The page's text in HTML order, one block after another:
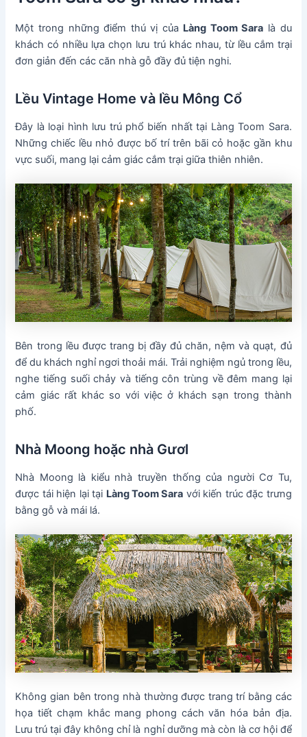
Một trong những điểm thú vị của Làng Toom Sara là du
khách có nhiều lựa chọn lưu trú khác nhau, từ lều cắm trại
đơn giản đến các căn nhà gỗ đầy đủ tiện nghi.
Lều Vintage Home và lều Mông Cổ
Đây là loại hình lưu trú phổ biến nhất tại Làng Toom Sara.
Những chiếc lều nhỏ được bố trí trên bãi cỏ hoặc gần khu
vực suối, mang lại cảm giác cắm trại giữa thiên nhiên.
Bên trong lều được trang bị đầy đủ chăn, nệm và quạt, đủ
để du khách nghỉ ngơi thoải mái. Trải nghiệm ngủ trong lều,
nghe tiếng suối chảy và tiếng côn trùng về đêm mang lại
cảm giác rất khác so với việc ở khách sạn trong thành
phố.
Nhà Moong hoặc nhà Gươl
Nhà Moong là kiểu nhà truyền thống của người Cơ Tu,
được tái hiện lại tại Làng Toom Sara với kiến trúc đặc trưng
bằng gỗ và mái lá.
Không gian bên trong nhà thường được trang trí bằng các
họa tiết chạm khắc mang phong cách văn hóa bản địa.
Lưu trú tại đây không chỉ là nghỉ dưỡng mà còn là cơ hội để